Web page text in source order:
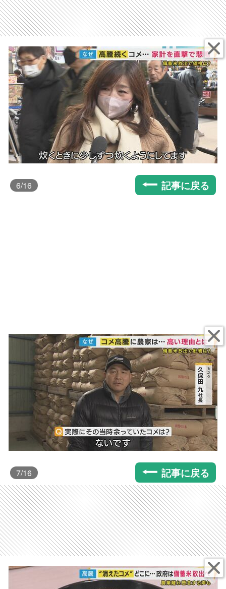
6/16 記事に戻る
7/16 記事に戻る